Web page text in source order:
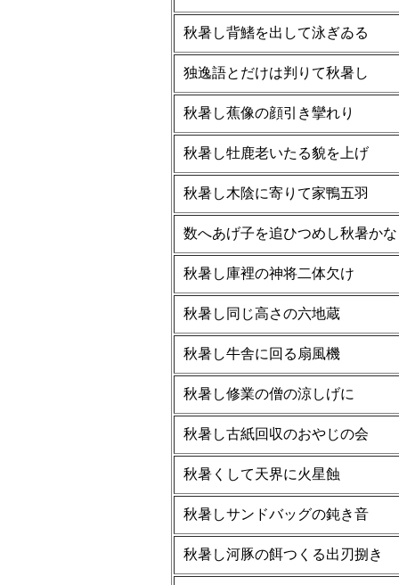
秋暑し背鰭を出して泳ぎゐる
独逸語とだけは判りて秋暑し
秋暑し蕉像の顔引き攣れり
秋暑し牡鹿老いたる貌を上げ
秋暑し木陰に寄りて家鴨五羽
数へあげ子を追ひつめし秋暑かな
秋暑し庫裡の神将二体欠け
秋暑し同じ高さの六地蔵
秋暑し牛舎に回る扇風機
秋暑し修業の僧の涼しげに
秋暑し古紙回収のおやじの会
秋暑くして天界に火星蝕
秋暑しサンドバッグの鈍き音
秋暑し河豚の餌つくる出刃捌き